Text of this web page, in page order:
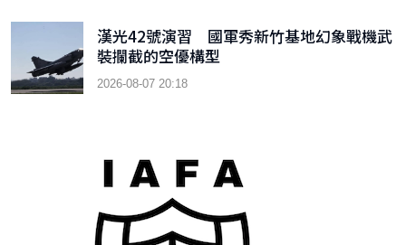
漢光42號演習 國軍秀新竹基地幻象戰機武
裝攔截的空優構型
2026-08-07 20:18